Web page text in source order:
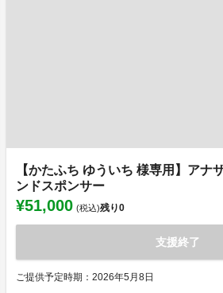
【かたふち ゆういち 様専用】アナ
ンドスポンサー
¥51,000 (税込)残り0
支援終了
ご提供予定時期：2026年5月8日